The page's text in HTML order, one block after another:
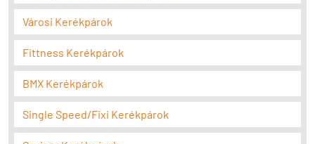
Városi Kerékpárok
Fittness Kerékpárok
BMX Kerékpárok
Single Speed/Fixi Kerékpárok